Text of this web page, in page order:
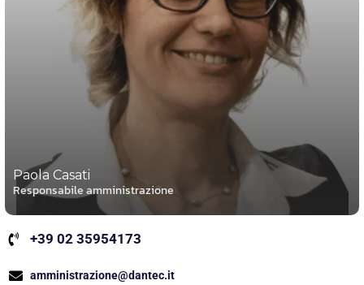
Paola Casati
Responsabile amministrazione
+39 02 35954173
amministrazione@dantec.it